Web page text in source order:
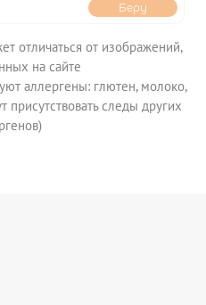
Беру
отличаться от изображений,
на сайте
аллергены: глютен, молоко,
присутствовать следы других